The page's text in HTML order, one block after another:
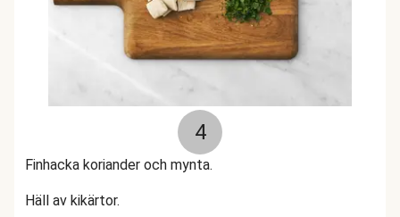
4
Finhacka koriander och mynta.
Häll av kikärtor.